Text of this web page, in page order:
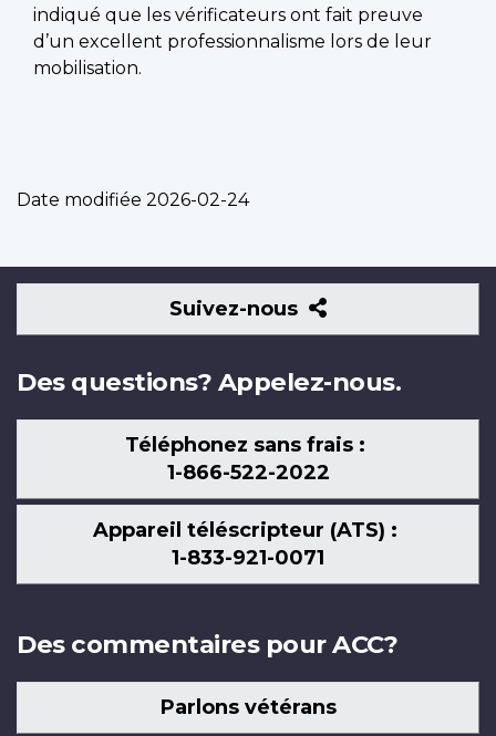
indiqué que les vérificateurs ont fait preuve
d’un excellent professionnalisme lors de leur
mobilisation.
Date modifiée 2026-02-24
Suivez-nous
Suivez-
nous
Des questions? Appelez-nous.
Téléphonez sans frais :
1-866-522-2022
Appareil téléscripteur (ATS) :
1-833-921-0071
Des commentaires pour ACC?
Parlons vétérans